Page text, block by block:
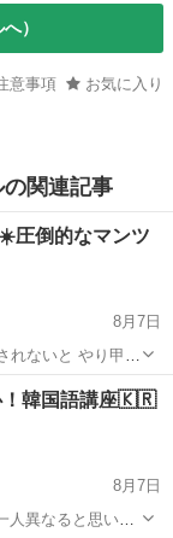
）
意事項 お気に入り
関連記事
圧倒的なマンツ
8月7日
ないと やり甲斐
モイザ【M...
！韓国語講座🇰🇷
8月7日